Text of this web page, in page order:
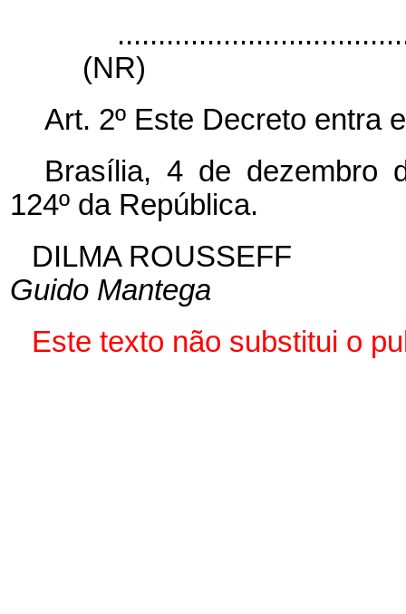
(NR)
Art. 2º Este Decreto entra
Brasília, 4 de dezembro
124º da República.
DILMA ROUSSEFF
Guido Mantega
Este texto não substitui o